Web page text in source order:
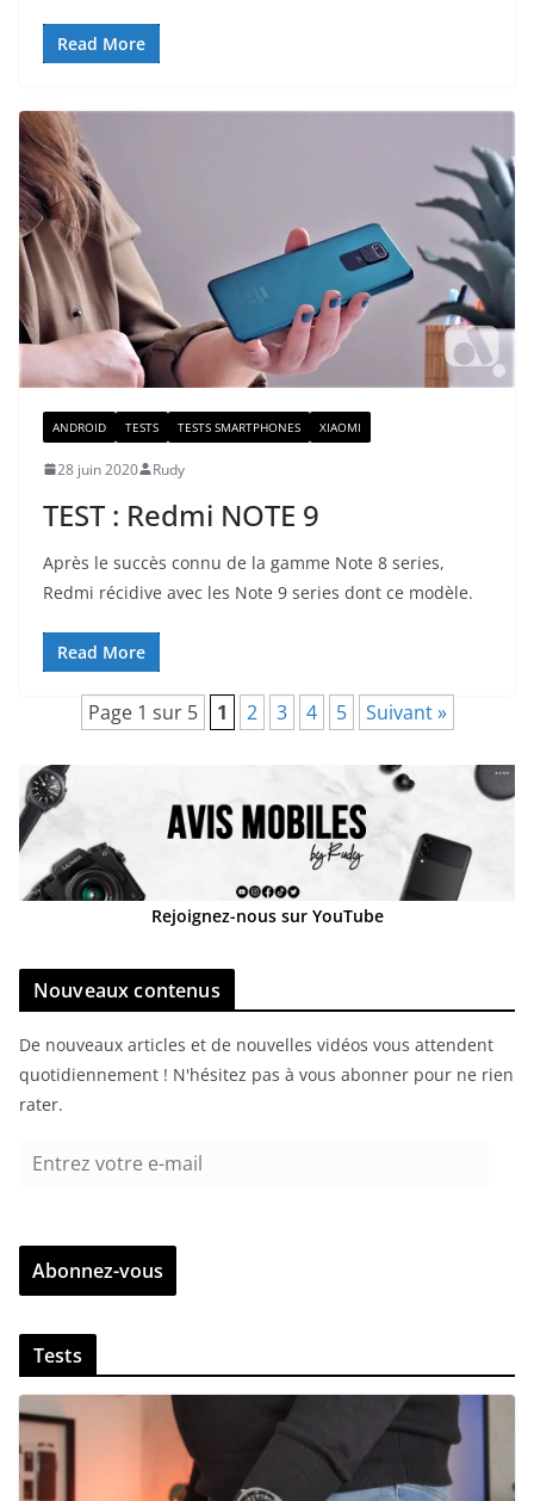
Read More
ANDROID TESTS TESTS SMARTPHONES XIAOMI
28 juin 2020 Rudy
TEST : Redmi NOTE 9
Après le succès connu de la gamme Note 8 series,
Redmi récidive avec les Note 9 series dont ce modèle.
Read More
Page 1 sur 5 1 2 3 4 5 Suivant »
Rejoignez-nous sur YouTube
Nouveaux contenus
De nouveaux articles et de nouvelles vidéos vous attendent
quotidiennement ! N'hésitez pas à vous abonner pour ne rien
rater.
r
z
v
t
r
e
e
Abonnez-vous
Tests